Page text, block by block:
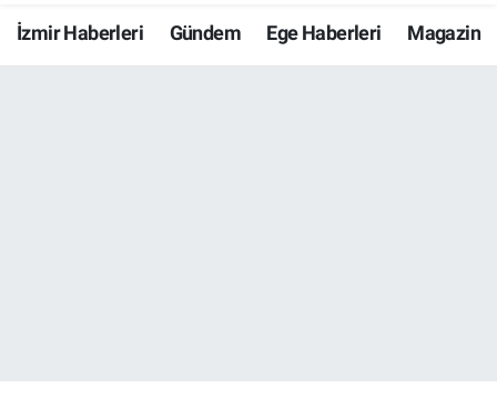
İzmir Haberleri Gündem Ege Haberleri Magazin
Resmi İlanlar